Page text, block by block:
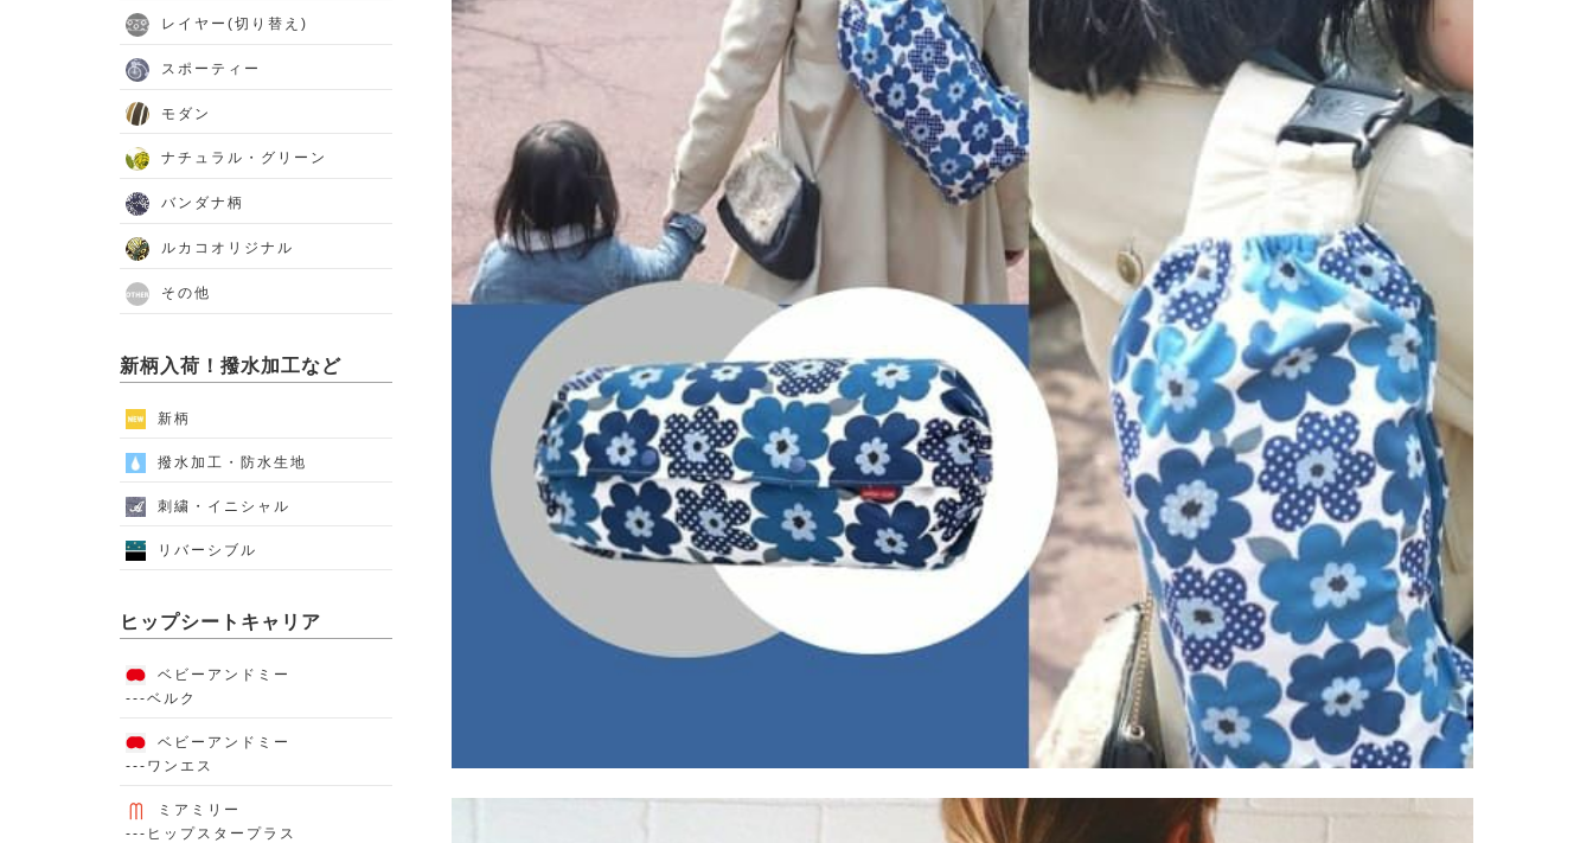
レイヤー(切り替え)
スポーティー
モダン
ナチュラル・グリーン
バンダナ柄
ルカコオリジナル
その他
新柄入荷！撥水加工など
新柄
撥水加工・防水生地
刺繍・イニシャル
リバーシブル
ヒップシートキャリア
ベビーアンドミー
---ベルク
ベビーアンドミー
---ワンエス
ミアミリー
---ヒップスタープラス